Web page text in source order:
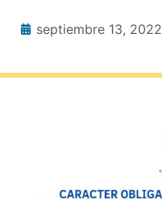
septiembre 13, 2022